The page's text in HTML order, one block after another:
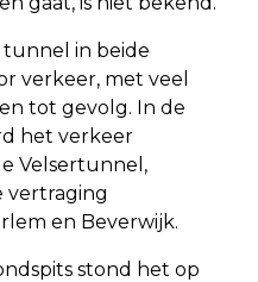
in beide
verkeer, met veel
tot gevolg. In de
het verkeer
Velsertunnel,
vertraging
en Beverwijk.
stond het op